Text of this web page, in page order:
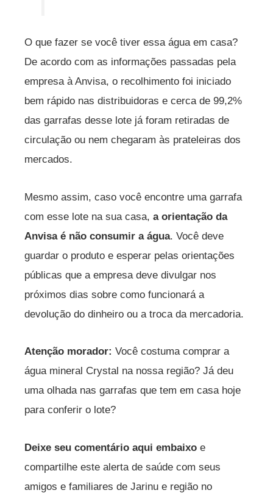
O que fazer se você tiver essa água em casa?
De acordo com as informações passadas pela
empresa à Anvisa, o recolhimento foi iniciado
bem rápido nas distribuidoras e cerca de 99,2%
das garrafas desse lote já foram retiradas de
circulação ou nem chegaram às prateleiras dos
mercados.
Mesmo assim, caso você encontre uma garrafa
com esse lote na sua casa, a orientação da
Anvisa é não consumir a água. Você deve
guardar o produto e esperar pelas orientações
públicas que a empresa deve divulgar nos
próximos dias sobre como funcionará a
devolução do dinheiro ou a troca da mercadoria.
Atenção morador: Você costuma comprar a
água mineral Crystal na nossa região? Já deu
uma olhada nas garrafas que tem em casa hoje
para conferir o lote?
Deixe seu comentário aqui embaixo e
compartilhe este alerta de saúde com seus
amigos e familiares de Jarinu e região no